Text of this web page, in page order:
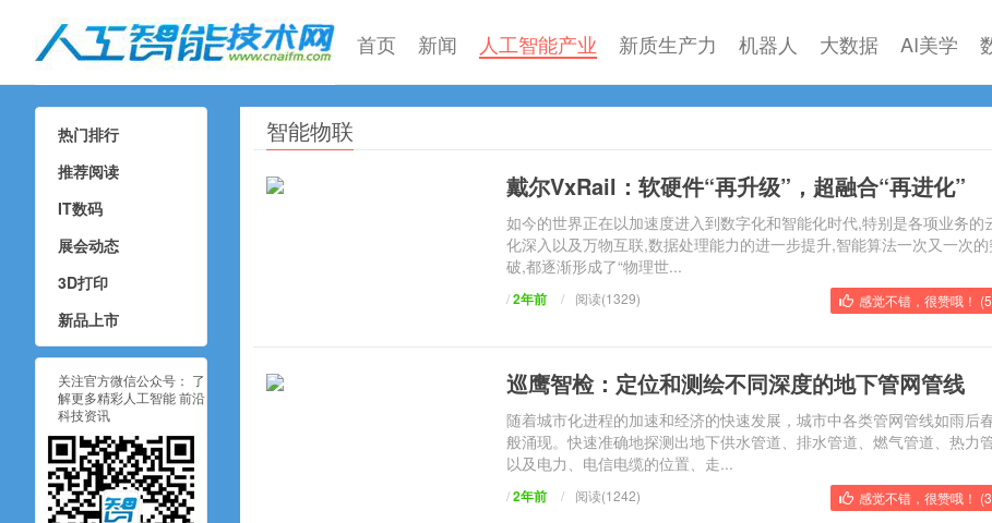
人工智能技术网
首页 新闻 人工智能产业 新质生产力 机器人 大数据 AI美学
智能物联
戴尔VxRail：软硬件“再升级”，超融合“再进化”
如今的世界正在以加速度进入到数字化和智能化时代,特别是各项业务的
化深入以及万物互联,数据处理能力的进一步提升,智能算法一次又一次的
破,都逐渐形成了“物理世...
/2年前 / 感觉不错，很赞哦！ (
阅读(1329)
巡鹰智检：定位和测绘不同深度的地下管网管线
随着城市化进程的加速和经济的快速发展，城市中各类管网管线如雨后
般涌现。快速准确地探测出地下供水管道、排水管道、燃气管道、热力
以及电力、电信电缆的位置、走...
/2年前 / 感觉不错，很赞哦！ (
阅读(1242)
热门排行
推荐阅读
IT数码
展会动态
3D打印
新品上市
关注官方微信公众号： 了
解更多精彩人工智能 前沿
科技资讯